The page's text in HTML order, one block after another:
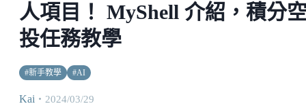
人項目！ MyShell 介紹，積分
投任務教學
#新手教學 #AI
Kai ・ 2024/03/29